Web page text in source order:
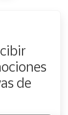
de